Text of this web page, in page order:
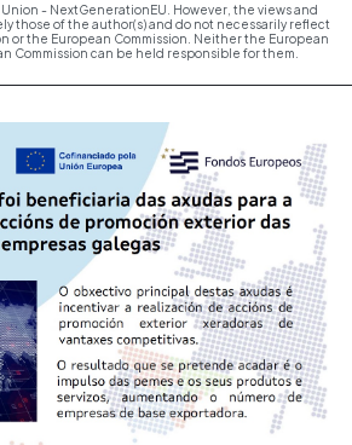
- NextGenerationEU. However, the views and
those of the author(s) and do not necessarily reflect
or the European Commission. Neither the European
Commission can be held responsible for them.